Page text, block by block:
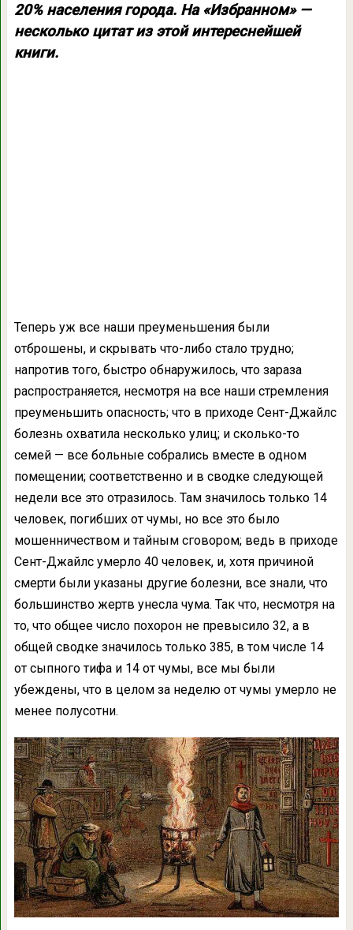
20% населения города. На «Избранном» —
несколько цитат из этой интереснейшей
книги.
Теперь уж все наши преуменьшения были
отброшены, и скрывать что-либо стало трудно;
напротив того, быстро обнаружилось, что зараза
распространяется, несмотря на все наши стремления
преуменьшить опасность; что в приходе Сент-Джайлс
болезнь охватила несколько улиц; и сколько-то
семей — все больные собрались вместе в одном
помещении; соответственно и в сводке следующей
недели все это отразилось. Там значилось только 14
человек, погибших от чумы, но все это было
мошенничеством и тайным сговором; ведь в приходе
Сент-Джайлс умерло 40 человек, и, хотя причиной
смерти были указаны другие болезни, все знали, что
большинство жертв унесла чума. Так что, несмотря на
то, что общее число похорон не превысило 32, а в
общей сводке значилось только 385, в том числе 14
от сыпного тифа и 14 от чумы, все мы были
убеждены, что в целом за неделю от чумы умерло не
менее полусотни.